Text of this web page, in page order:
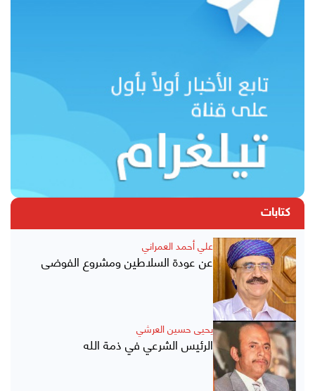
كتابات
علي أحمد العمراني
عن عودة السلاطين ومشروع الفوضى
يحيى حسين العرشي
الرئيس الشرعي في ذمة الله